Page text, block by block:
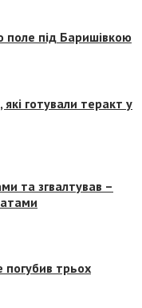
поле під Баришівкою
готували теракт у
та згвалтував –
погубив трьох